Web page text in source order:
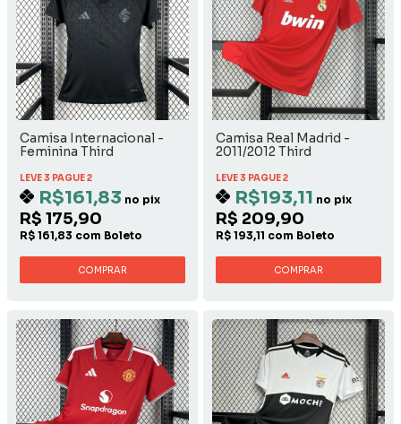
Camisa Internacional -
Feminina Third
LEVE 3 PAGUE 2
R$161,83 no pix
R$ 175,90
R$ 161,83 com Boleto
COMPRAR
Camisa Real Madrid -
2011/2012 Third
LEVE 3 PAGUE 2
R$193,11 no pix
R$ 209,90
R$ 193,11 com Boleto
COMPRAR